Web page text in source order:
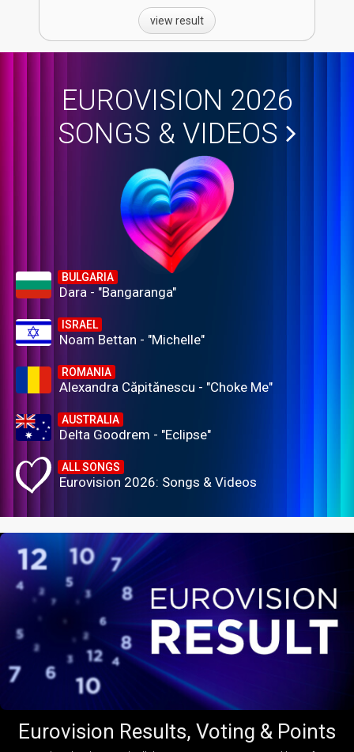
view result
EUROVISION 2026
SONGS & VIDEOS
BULGARIA
Dara - "Bangaranga"
ISRAEL
Noam Bettan - "Michelle"
ROMANIA
Alexandra Căpitănescu - "Choke Me"
AUSTRALIA
Delta Goodrem - "Eclipse"
ALL SONGS
Eurovision 2026: Songs & Videos
Eurovision Results, Voting & Points